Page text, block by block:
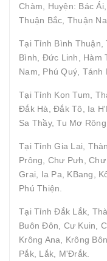
Chàm, Huyện: Bác
Thuận Bắc, Thuận
Tại Tỉnh Bình Thuận,
Bình, Đức Linh, Hàm
Nam, Phú Quý, Tánh
Tại Tỉnh Kon Tum,
Đắk Hà, Đắk Tô, Ia
Sa Thầy, Tu Mơ Rông.
Tại Tỉnh Gia Lai,
Prông, Chư Pưh,
Grai, Ia Pa, KBang,
Phú Thiện.
Tại Tỉnh Đắk Lắk,
Buôn Đôn, Cư Kuin,
Krông Ana, Krông
Pắk, Lắk, M'Đrắk.